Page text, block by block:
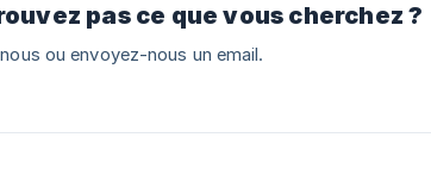
pas ce que vous cherchez ?
ou envoyez-nous un email.